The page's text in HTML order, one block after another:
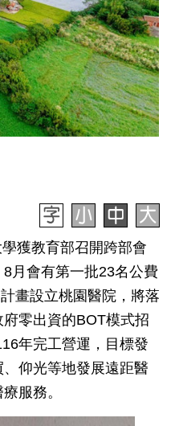
獲教育部召開跨部會
月會有第一批23名公費
畫設立桃園醫院，將落
零出資的BOT模式招
年完工營運，目標發
仰光等地發展遠距醫
服務。